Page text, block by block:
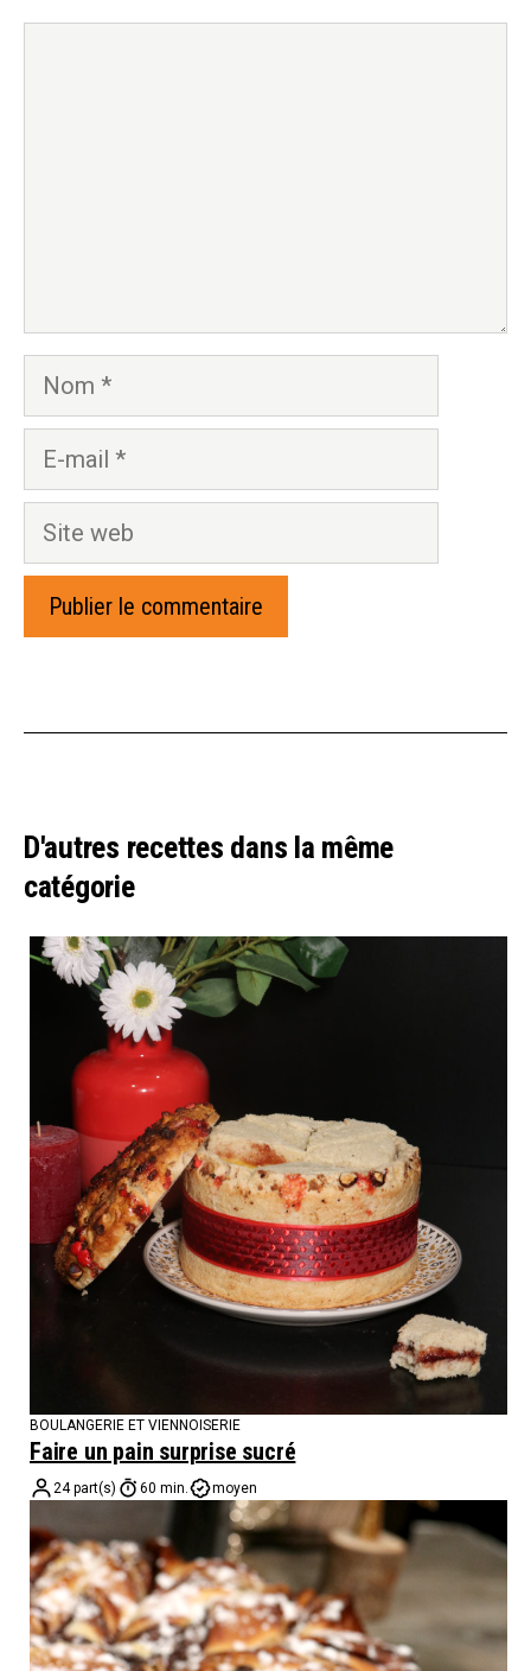
Nom
Site
D'autres recettes dans la même
catégorie
BOULANGERIE ET VIENNOISERIE
Faire un pain surprise sucré
24 part(s) 60 min. moyen